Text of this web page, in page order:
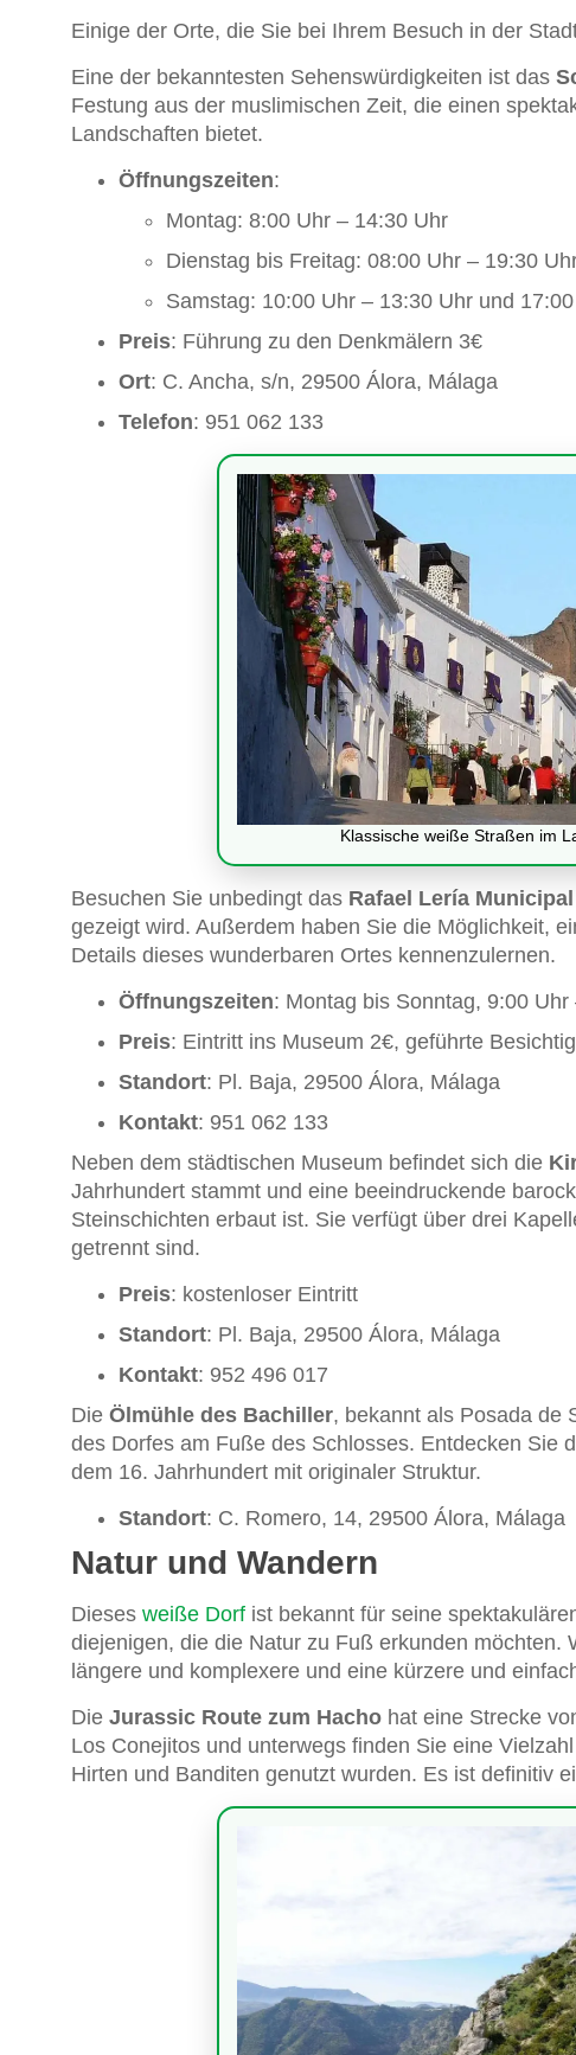
Einige der Orte, die Sie bei Ihrem Besuch in der
Eine der bekanntesten Sehenswürdigkeiten ist das
Festung aus der muslimischen Zeit, die einen
Landschaften bietet.
Öffnungszeiten:
Montag: 8:00 Uhr – 14:30 Uhr
Dienstag bis Freitag: 08:00 Uhr – 19:30
Samstag: 10:00 Uhr – 13:30 Uhr und
Preis: Führung zu den Denkmälern 3€
Ort: C. Ancha, s/n, 29500 Álora, Málaga
Telefon: 951 062 133
Klassische weiße Straßen im
Besuchen Sie unbedingt das Rafael Lería
gezeigt wird. Außerdem haben Sie die Möglichkeit,
Details dieses wunderbaren Ortes kennenzulernen.
Öffnungszeiten: Montag bis Sonntag, 9:00
Preis: Eintritt ins Museum 2€, geführte
Standort: Pl. Baja, 29500 Álora, Málaga
Kontakt: 951 062 133
Neben dem städtischen Museum befindet sich die
Jahrhundert stammt und eine beeindruckende
Steinschichten erbaut ist. Sie verfügt über drei
getrennt sind.
Preis: kostenloser Eintritt
Standort: Pl. Baja, 29500 Álora, Málaga
Kontakt: 952 496 017
Die Ölmühle des Bachiller, bekannt als Posada de
des Dorfes am Fuße des Schlosses. Entdecken Sie
dem 16. Jahrhundert mit originaler Struktur.
Standort: C. Romero, 14, 29500 Álora, Málaga
Natur und Wandern
Dieses weiße Dorf ist bekannt für seine
diejenigen, die die Natur zu Fuß erkunden möchten.
längere und komplexere und eine kürzere und
Die Jurassic Route zum Hacho hat eine Strecke
Los Conejitos und unterwegs finden Sie eine
Hirten und Banditen genutzt wurden. Es ist definitiv